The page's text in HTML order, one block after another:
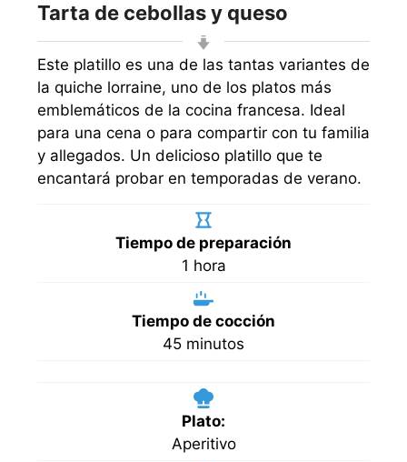
Tarta de cebollas y queso
Este platillo es una de las tantas variantes de
la quiche lorraine, uno de los platos más
emblemáticos de la cocina francesa. Ideal
para una cena o para compartir con tu familia
y allegados. Un delicioso platillo que te
encantará probar en temporadas de verano.
Tiempo de preparación
1 hora
hora
Tiempo de cocción
45minutos
minutos
Plato:
Aperitivo